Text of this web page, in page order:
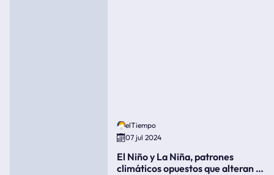
elTiempo
07 jul 2024
El Niño y La Niña, patrones
climáticos opuestos que alteran la